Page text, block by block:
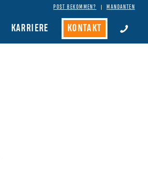
POST BEKOMMEN? MANDANTEN
KARRIERE KONTAKT